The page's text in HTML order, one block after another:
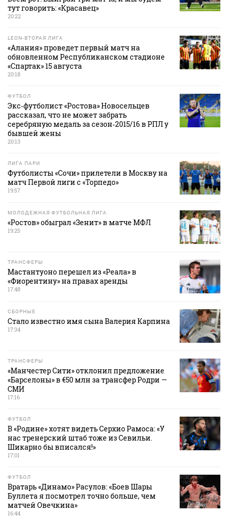
тут говорить: «Красавец»
20:22
LEON-ВТОРАЯ ЛИГА
«Алания» проведет первый матч на
обновленном Республиканском стадионе
«Спартак» 15 августа
20:18
ФУТБОЛ
Экс‑футболист «Ростова» Новосельцев
рассказал, что не может забрать
серебряную медаль за сезон‑2015/16 в РПЛ у
бывшей жены
20:13
ЛИГА ПАРИ
Футболисты «Сочи» прилетели в Москву на
матч Первой лиги с «Торпедо»
19:57
МОЛОДЕЖНАЯ ФУТБОЛЬНАЯ ЛИГА
«Ростов» обыграл «Зенит» в матче МФЛ
19:25
ТРАНСФЕРЫ
Мастантуоно перешел из «Реала» в
«Фиорентину» на правах аренды
17:48
СБОРНЫЕ
Стало известно имя сына Валерия Карпина
17:34
ТРАНСФЕРЫ
«Манчестер Сити» отклонил предложение
«Барселоны» в €50 млн за трансфер Родри —
СМИ
17:16
ФУТБОЛ
В «Родине» хотят видеть Серхио Рамоса: «У
нас тренерский штаб тоже из Севильи.
Шикарно бы вписался!»
17:01
ФУТБОЛ
Вратарь «Динамо» Расулов: «Боев Шары
Буллета я посмотрел точно больше, чем
матчей Овечкина»
16:44